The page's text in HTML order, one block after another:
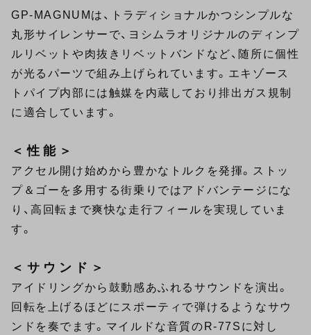
GP-MAGNUMは、トラディショナルかつシンプルな
丸形サイレンサーで、ヨシムラオリジナルのディンプ
ルリベットや肉抜きリベットバンドなど、随所に個性
が光るパーツで組み上げられています。エキゾース
トパイプ内部には触媒を内蔵しており排出ガス規制
に適合しています。
＜性能＞
アクセル開け始めから豊かなトルクを発揮。ストッ
プ＆ゴーを多用する街乗りではアドバンテージにな
り、高回転まで爽快な走行フィールを実現していま
す。
＜サウンド＞
アイドリングから鼓動感あふれるサウンドを演出。
回転を上げるほどにスポーティで弾けるようなサウ
ンドを奏でます。マイルドな音質のR-77Sに対し